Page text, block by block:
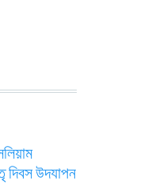
দিবস উদযাপন